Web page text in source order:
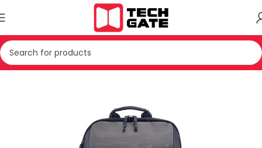
Kreu IT AKSESOR CANTE PER LAPTOP